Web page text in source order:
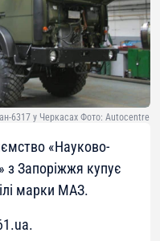
6317 у Черкасах Фото: Autocentre
«Науково-
з Запоріжжя купує
марки МАЗ.